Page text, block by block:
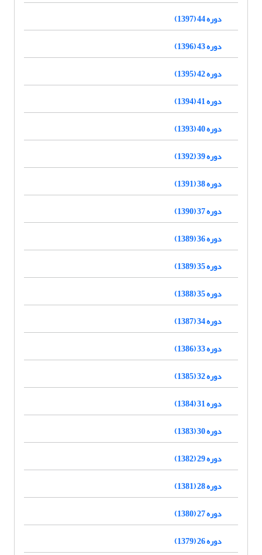
دوره 44 (1397)
دوره 43 (1396)
دوره 42 (1395)
دوره 41 (1394)
دوره 40 (1393)
دوره 39 (1392)
دوره 38 (1391)
دوره 37 (1390)
دوره 36 (1389)
دوره 35 (1389)
دوره 35 (1388)
دوره 34 (1387)
دوره 33 (1386)
دوره 32 (1385)
دوره 31 (1384)
دوره 30 (1383)
دوره 29 (1382)
دوره 28 (1381)
دوره 27 (1380)
دوره 26 (1379)